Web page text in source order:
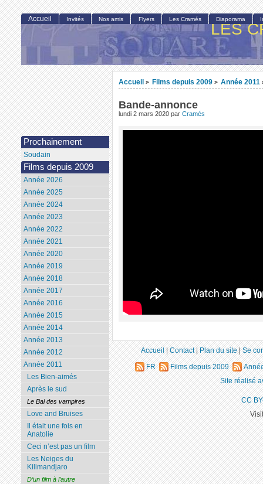
LES
Accueil > Films depuis 2009 > Année 2011
Bande-annonce
lundi 2 mars 2020 par Cramés
Accueil Invités Nos amis Flyers Les Cramés Diaporama
Prochainement
Soudain
Films depuis 2009
Année 2026
Année 2025
Année 2024
Année 2023
Année 2022
Année 2021
Année 2020
Année 2019
Année 2018
Année 2017
Année 2016
Année 2015
Année 2014
Année 2013
Année 2012
Année 2011
Les Bien-aimés
Après le sud
Le Bal des vampires
Love and Bruises
Il était une fois en
Anatolie
Ceci n’est pas un film
Les Neiges du
Kilimandjaro
D’un film à l’autre
Accueil|Contact|Plan du site|Se
FR Films depuis 2009
Site réalisé
CC